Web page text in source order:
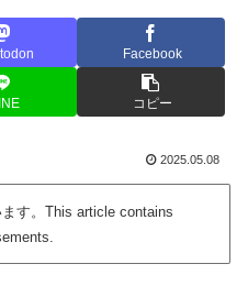
Facebook
コピー
2025.05.08
す。This article contains